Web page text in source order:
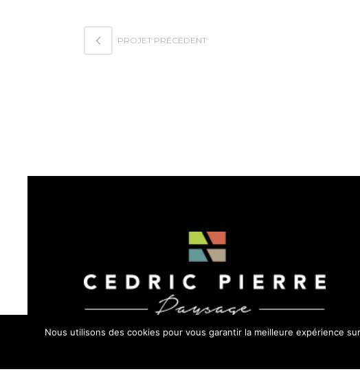
Nous utilisons des cookies pour vous garantir la meilleure expérience